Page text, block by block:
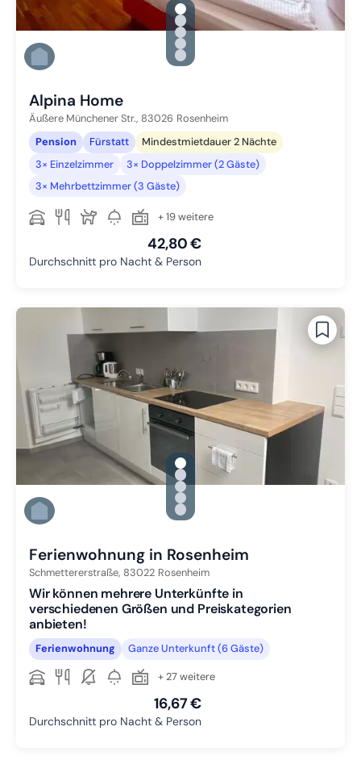
gallery.slide_selector
Zu Slide 1 wechseln
Zu Slide 2 wechseln
Zu Slide 3 wechseln
Zu Slide 4 wechseln
Zu Slide 5 wechseln
Alpina Home
Äußere Münchener Str., 83026 Rosenheim
Pension
Fürstatt
Mindestmietdauer 2 Nächte
3× Einzelzimmer
3× Doppelzimmer (2 Gäste)
3× Mehrbettzimmer (3 Gäste)
+ 19 weitere
42,80 €
Durchschnitt pro Nacht & Person
gallery.slide_selector
Zu Slide 1 wechseln
Zu Slide 2 wechseln
Zu Slide 3 wechseln
Zu Slide 4 wechseln
Zu Slide 5 wechseln
Ferienwohnung in Rosenheim
Schmettererstraße, 83022 Rosenheim
Wir können mehrere Unterkünfte in
verschiedenen Größen und Preiskategorien
anbieten!
Ferienwohnung Ganze Unterkunft (6 Gäste)
+ 27 weitere
16,67 €
Durchschnitt pro Nacht & Person